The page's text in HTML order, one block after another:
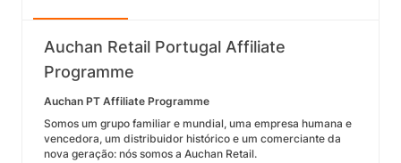
Auchan Retail Portugal Affiliate
Programme
Auchan PT Affiliate Programme
Somos um grupo familiar e mundial, uma empresa humana e
vencedora, um distribuidor histórico e um comerciante da
nova geração: nós somos a Auchan Retail.